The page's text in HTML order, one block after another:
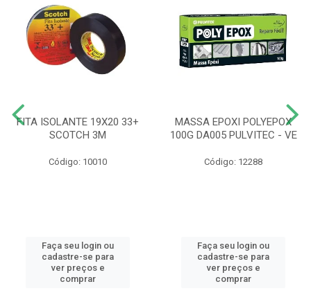
FITA ISOLANTE 19X20 33+
SCOTCH 3M
Código: 10010
Faça seu login ou
cadastre-se para
ver preços e
comprar
MASSA EPOXI POLYEPOX
100G DA005 PULVITEC - VE
Código: 12288
Faça seu login ou
cadastre-se para
ver preços e
comprar